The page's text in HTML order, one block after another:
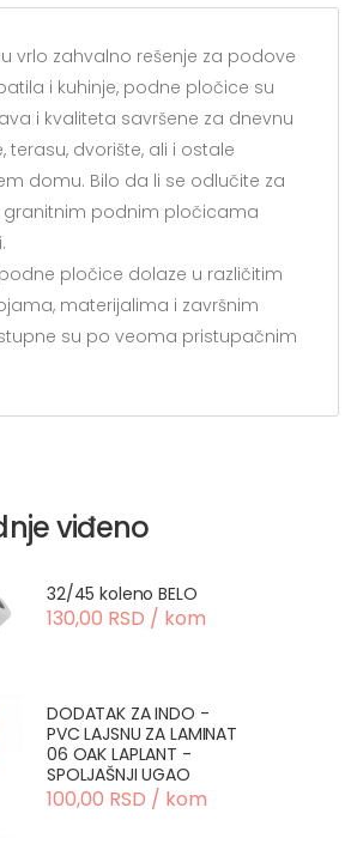
vrlo zahvalno rešenje za podove
i kuhinje, podne pločice su
i kvaliteta savršene za dnevnu
terasu, dvorište, ali i ostale
domu. Bilo da li se odlučite za
granitnim podnim pločicama
pločice dolaze u različitim
materijalima i završnim
su po veoma pristupačnim
viđeno
32/45 koleno BELO
130,00 RSD / kom
DODATAK ZA INDO -
PVC LAJSNU ZA LAMINAT
06 OAK LAPLANT -
SPOLJAŠNJI UGAO
100,00 RSD / kom